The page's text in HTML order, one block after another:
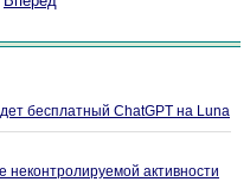
бесплатный ChatGPT на Luna
неконтролируемой активности